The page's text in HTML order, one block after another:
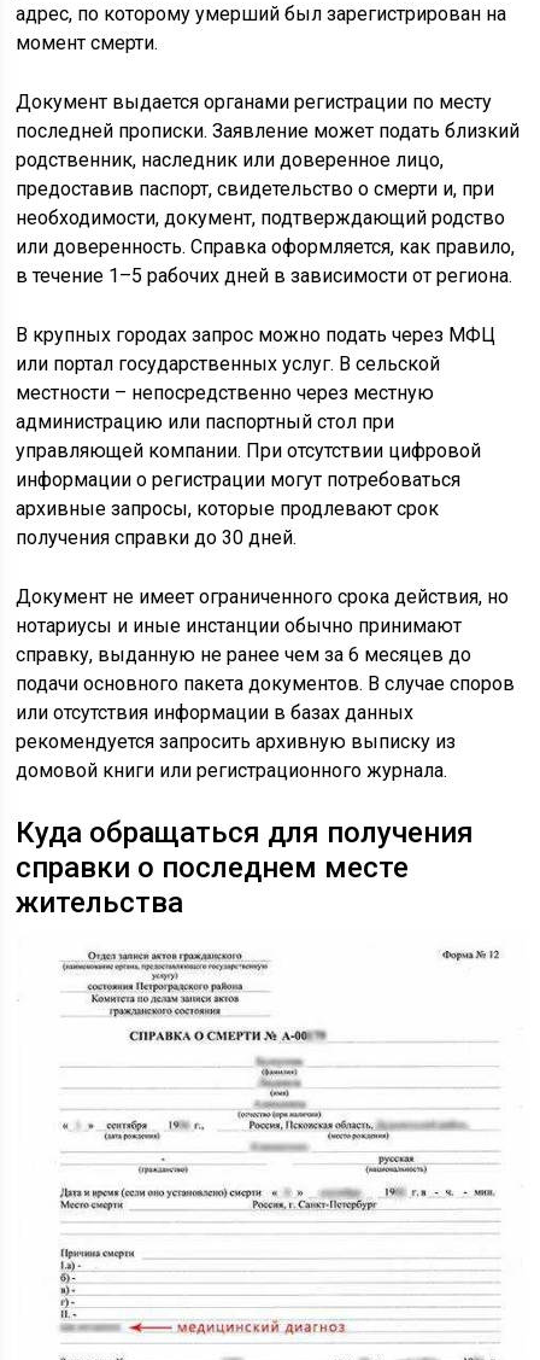
адрес, по которому умерший был зарегистрирован на
момент смерти.
Документ выдается органами регистрации по месту
последней прописки. Заявление может подать близкий
родственник, наследник или доверенное лицо,
предоставив паспорт, свидетельство о смерти и, при
необходимости, документ, подтверждающий родство
или доверенность. Справка оформляется, как правило,
в течение 1–5 рабочих дней в зависимости от региона.
В крупных городах запрос можно подать через МФЦ
или портал государственных услуг. В сельской
местности – непосредственно через местную
администрацию или паспортный стол при
управляющей компании. При отсутствии цифровой
информации о регистрации могут потребоваться
архивные запросы, которые продлевают срок
получения справки до 30 дней.
Документ не имеет ограниченного срока действия, но
нотариусы и иные инстанции обычно принимают
справку, выданную не ранее чем за 6 месяцев до
подачи основного пакета документов. В случае споров
или отсутствия информации в базах данных
рекомендуется запросить архивную выписку из
домовой книги или регистрационного журнала.
Куда обращаться для получения
справки о последнем месте
жительства